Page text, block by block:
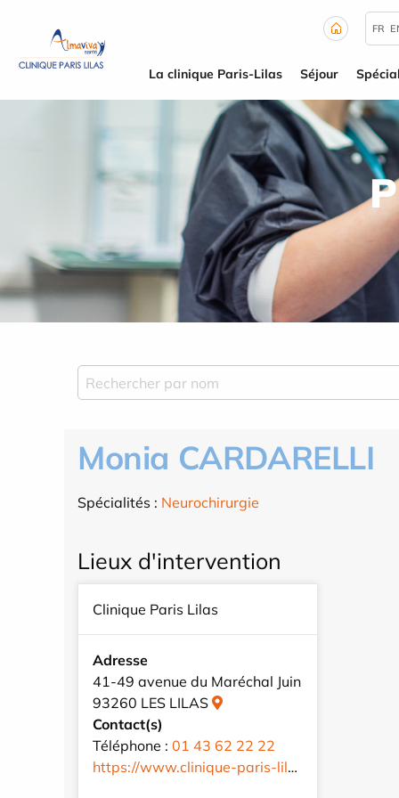
FR
La clinique Paris-Lilas Séjour
Monia CARDARELLI
Spécialités : Neurochirurgie
Lieux d'intervention
Clinique Paris Lilas
Adresse
41-49 avenue du Maréchal Juin
93260 LES LILAS
Contact(s)
Téléphone : 01 43 62 22 22
https://www.clinique-paris-lilas.com/fr/